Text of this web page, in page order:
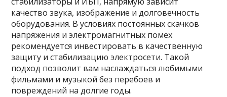
качество звука, изображение и долговечность
оборудования. В условиях постоянных скачков
напряжения и электромагнитных помех
рекомендуется инвестировать в качественную
защиту и стабилизацию электросети. Такой
подход позволит вам наслаждаться любимыми
фильмами и музыкой без перебоев и
повреждений на долгие годы.